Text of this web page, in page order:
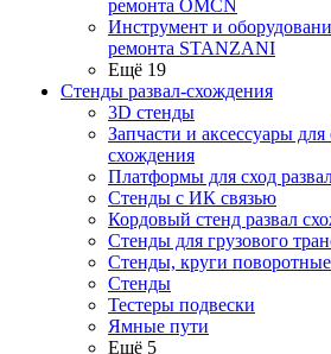
ремонта OMCN
Инструмент и
ремонта STANZANI
Ещё 19
Стенды развал-схождения
3D стенды
Запчасти и аксессуары для
схождения
Платформы для сход
Стенды с ИК связью
Кордовый стенд развал
Стенды для грузового
Стенды, круги поворотные
Стенды
Тестеры подвески
Ямные пути
Ещё 5